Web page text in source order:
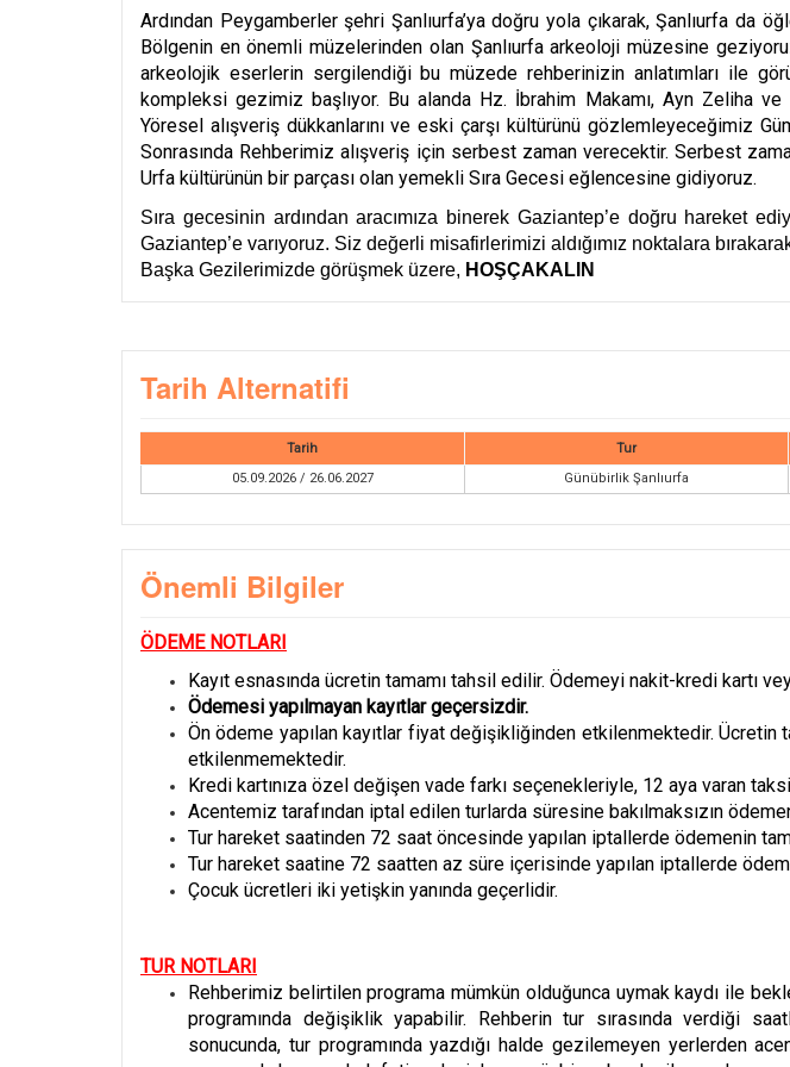
Ardından Peygamberler şehri Şanlıurfa’ya doğru yola çıkarak, Şanlıurfa da
Bölgenin en önemli müzelerinden olan Şanlıurfa arkeoloji müzesine
arkeolojik eserlerin sergilendiği bu müzede rehberinizin anlatımları ile
kompleksi gezimiz başlıyor. Bu alanda Hz. İbrahim Makamı, Ayn Zeliha
Yöresel alışveriş dükkanlarını ve eski çarşı kültürünü gözlemleyeceğimiz
Sonrasında Rehberimiz alışveriş için serbest zaman verecektir. Serbest
Urfa kültürünün bir parçası olan yemekli Sıra Gecesi eğlencesine gidiyoruz.
Sıra gecesinin ardından aracımıza binerek Gaziantep’e doğru hareket
Gaziantep’e varıyoruz. Siz değerli misafirlerimizi aldığımız noktalara
Başka Gezilerimizde görüşmek üzere, HOŞÇAKALIN
Tarih Alternatifi
Tarih Tur
05.09.2026 / 26.06.2027
Günübirlik Şanlıurfa
Önemli Bilgiler
ÖDEME NOTLARI
Kayıt esnasında ücretin tamamı tahsil edilir. Ödemeyi nakit-kredi kartı
Ödemesi yapılmayan kayıtlar geçersizdir.
Ön ödeme yapılan kayıtlar fiyat değişikliğinden etkilenmektedir. Ücretin
etkilenmemektedir.
Kredi kartınıza özel değişen vade farkı seçenekleriyle, 12 aya varan
Acentemiz tarafından iptal edilen turlarda süresine bakılmaksızın
Tur hareket saatinden 72 saat öncesinde yapılan iptallerde ödemenin
Tur hareket saatine 72 saatten az süre içerisinde yapılan iptallerde
Çocuk ücretleri iki yetişkin yanında geçerlidir.
TUR NOTLARI
Rehberimiz belirtilen programa mümkün olduğunca uymak kaydı ile
programında değişiklik yapabilir. Rehberin tur sırasında verdiği
sonucunda, tur programında yazdığı halde gezilemeyen yerlerden